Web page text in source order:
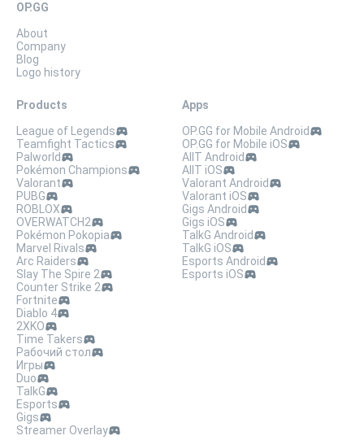
OP.GG
About
Company
Blog
Logo history
Products
League of Legends
Teamfight Tactics
Palworld
Pokémon Champions
Valorant
PUBG
ROBLOX
OVERWATCH2
Pokémon Pokopia
Marvel Rivals
Arc Raiders
Slay The Spire 2
Counter Strike 2
Fortnite
Diablo 4
2XKO
Time Takers
Рабочий стол
Игры
Duo
TalkG
Esports
Gigs
Streamer Overlay
Apps
OP.GG for Mobile Android
OP.GG for Mobile iOS
AllT Android
AllT iOS
Valorant Android
Valorant iOS
Gigs Android
Gigs iOS
TalkG Android
TalkG iOS
Esports Android
Esports iOS